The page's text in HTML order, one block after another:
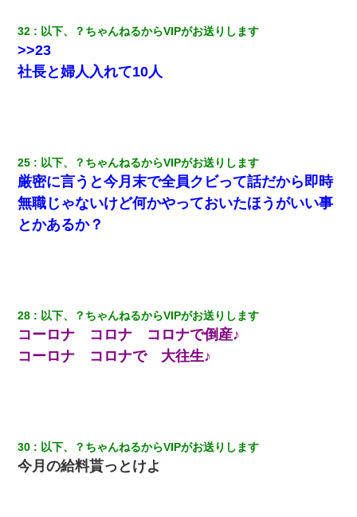
32 以下、？ちゃんねるからVIPがお送りします
>>23
社長と婦人入れて10人
25 以下、？ちゃんねるからVIPがお送りします
厳密に言うと今月末で全員クビって話だから即時
無職じゃないけど何かやっておいたほうがいい事
とかあるか？
28 以下、？ちゃんねるからVIPがお送りします
コーロナ コロナ コロナで倒産♪
コーロナ コロナで 大往生♪
30 以下、？ちゃんねるからVIPがお送りします
今月の給料貰っとけよ